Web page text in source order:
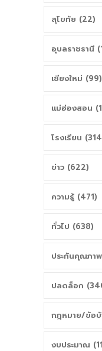
สุโขทัย (22)
อุบลราชธานี
เชียงใหม่ (99)
แม่ฮ่องสอน
โรงเรียน
ข่าว (622)
ความรู้ (471)
ทั่วไป (638)
ประกันคุณภา
ปลดล็อก
กฎหมาย/ข้อ
งบประมาณ